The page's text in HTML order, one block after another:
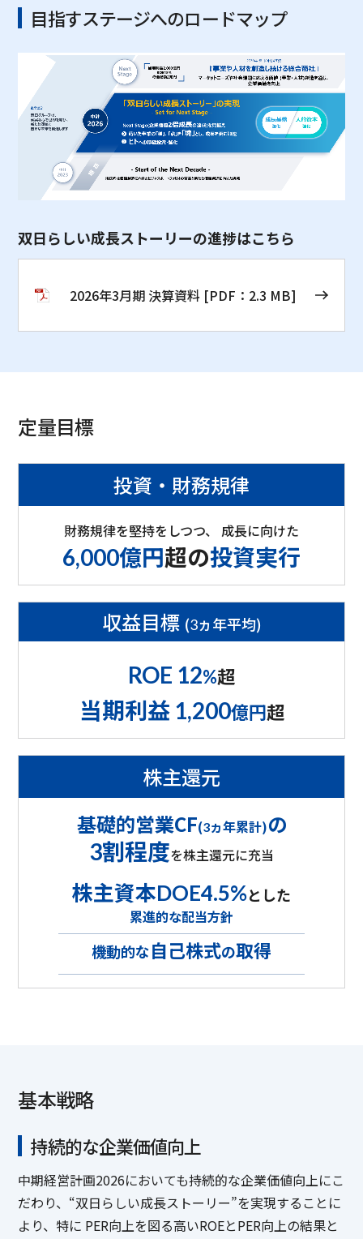
目指すステージへのロードマップ
双日らしい成長ストーリーの進捗はこちら
2026年3月期 決算資料 [PDF：2.3 MB]
定量目標
投資・財務規律
財務規律を堅持をしつつ、 成長に向けた
6,000億円超の投資実行
収益目標 (3ヵ年平均)
ROE 12%超
当期利益 1,200億円超
株主還元
基礎的営業CF(3ヵ年累計)の
3割程度を株主還元に充当
株主資本DOE4.5%とした
累進的な配当方針
機動的な自己株式の取得
基本戦略
持続的な企業価値向上
中期経営計画2026においても持続的な企業価値向上にこ
だわり、“双日らしい成長ストーリー”を実現することに
より、特に PER向上を図る高いROEとPER向上の結果と